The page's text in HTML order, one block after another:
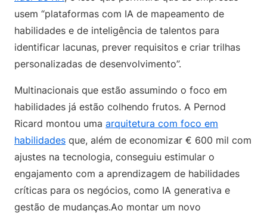
usem “plataformas com IA de mapeamento de
habilidades e de inteligência de talentos para
identificar lacunas, prever requisitos e criar trilhas
personalizadas de desenvolvimento”.
Multinacionais que estão assumindo o foco em
habilidades já estão colhendo frutos. A Pernod
Ricard montou uma arquitetura com foco em
habilidades que, além de economizar € 600 mil com
ajustes na tecnologia, conseguiu estimular o
engajamento com a aprendizagem de habilidades
críticas para os negócios, como IA generativa e
gestão de mudanças.Ao montar um novo